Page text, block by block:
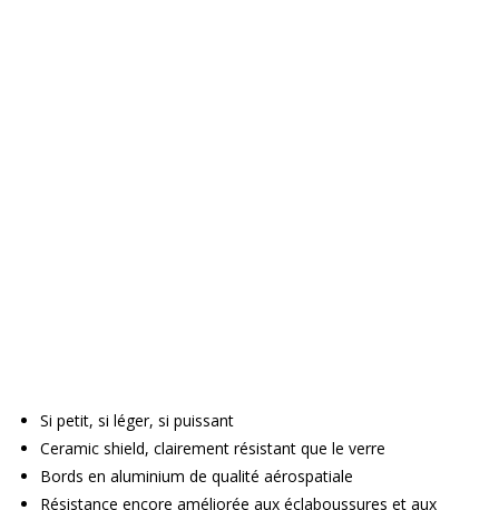
Si petit, si léger, si puissant
Ceramic shield, clairement résistant que le verre
Bords en aluminium de qualité aérospatiale
Résistance encore améliorée aux éclaboussures et aux